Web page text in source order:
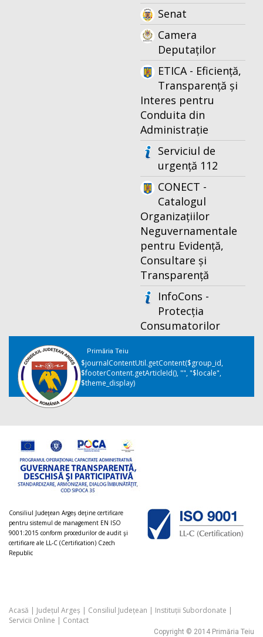
Senat
Camera
Deputaților
ETICA - Eficiență,
Transparență și
Interes pentru
Conduita din
Administrație
Serviciul de
urgență 112
CONECT -
Catalogul
Organizațiilor
Neguvernamentale
pentru Evidență,
Consultare și
Transparență
InfoCons -
Protecția
Consumatorilor
Primăria Teiu
$journalContentUtil.getContent($group_id,
$footerContent.getArticleId(), "", "$locale",
$theme_display)
Consiliul Judeţean Argeș deţine certificare
pentru sistemul de management EN ISO
9001:2015 conform procedurilor de audit şi
certificare ale LL-C (Certification) Czech
Republic
Acasă | Județul Argeș | Consiliul Județean | Instituții Subordonate |
Servicii Online | Contact
Copyright © 2014 Primăria Teiu